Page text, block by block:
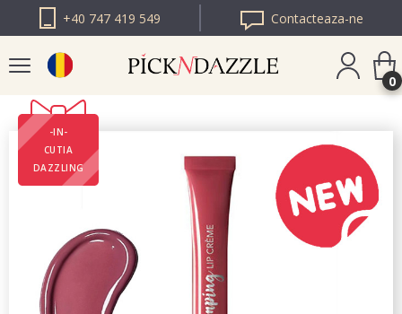
+40 747 419 549 Contacteaza-ne
PICK N DAZZLE
BULGARIA
0
-IN-
CUTIA
DAZZLING